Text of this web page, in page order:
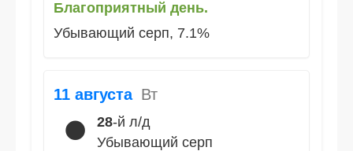
Благоприятный день.
Убывающий серп, 7.1%
11 августа Вт
🌑 28-й л/д
Убывающий серп